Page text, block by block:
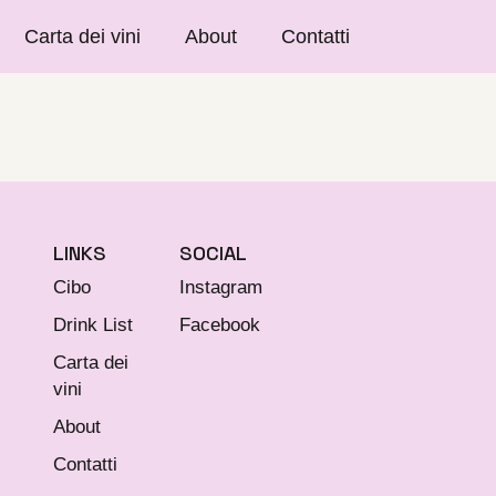
Carta dei vini About Contatti
LINKS
Cibo
Drink List
Carta dei
vini
About
Contatti
SOCIAL
Instagram
Facebook